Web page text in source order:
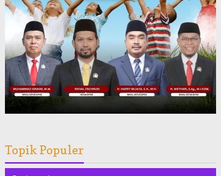
Topik Populer